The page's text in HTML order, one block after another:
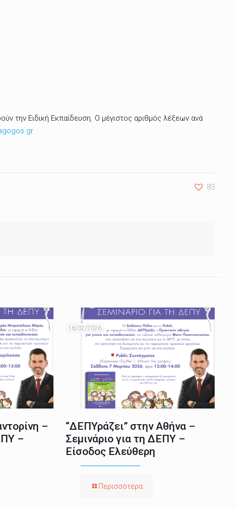
την Ειδική Εκπαίδευση. Ο μέγιστος αριθμός λέξεων ανά
83
–
–
16/02/2026
“ΔΕΠΥράζει” στην Αθήνα –
Σεμινάριο για τη ΔΕΠΥ –
Είσοδος Ελεύθερη
Περισσότερα